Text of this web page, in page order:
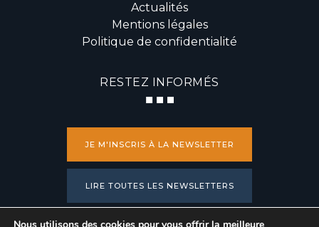
Actualités
Mentions légales
Politique de confidentialité
RESTEZ INFORMÉS
JE M'INSCRIS À LA NEWSLETTER
LIRE TOUTES LES NEWSLETTERS